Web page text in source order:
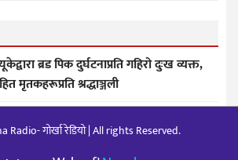
ब्रड पिक दुर्घटनाप्रति गहिरो दुःख व्यक्त,
मृतकहरूप्रति श्रद्धाञ्जली
गोर्खा रेडियो | All rights Reserved.